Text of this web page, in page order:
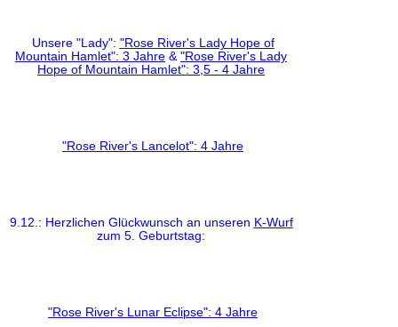
Unsere "Lady": "Rose River's Lady Hope of
Mountain Hamlet": 3 Jahre & "Rose River's Lady
Hope of Mountain Hamlet": 3,5 - 4 Jahre
"Rose River's Lancelot": 4 Jahre
9.12.: Herzlichen Glückwunsch an unseren K-Wurf
zum 5. Geburtstag:
"Rose River's Lunar Eclipse": 4 Jahre